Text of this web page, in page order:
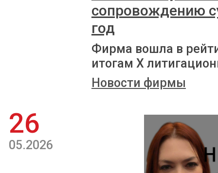
сопровождению
год
Фирма вошла в
итогам X
Новости фирмы
26
05.2026